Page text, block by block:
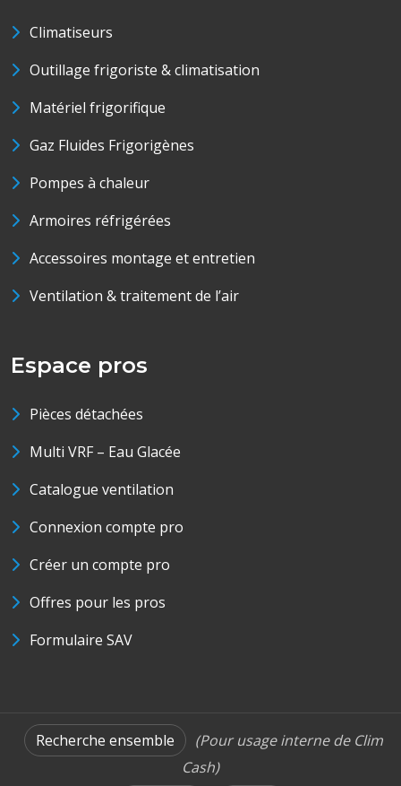
Climatiseurs
Outillage frigoriste & climatisation
Matériel frigorifique
Gaz Fluides Frigorigènes
Pompes à chaleur
Armoires réfrigérées
Accessoires montage et entretien
Ventilation & traitement de l’air
Espace pros
Pièces détachées
Multi VRF – Eau Glacée
Catalogue ventilation
Connexion compte pro
Créer un compte pro
Offres pour les pros
Formulaire SAV
Recherche ensemble
(Pour usage interne de Clim
Cash)